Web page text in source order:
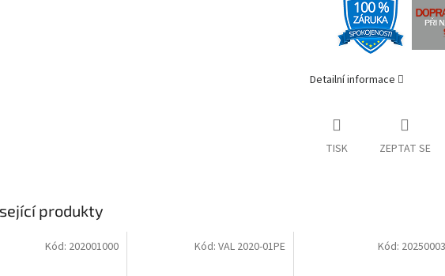
Detailní informace
TISK ZEPTAT SE
produkty
Kód: 202001000 Kód: VAL 2020-01PE Kód: